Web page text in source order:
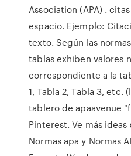
Association (APA) .
espacio. Ejemplo:
texto. Según las
tablas exhiben valores
correspondiente a la
1, Tabla 2, Tabla 3, etc.
tablero de apaavenue
Pinterest. Ve más
Normas apa y Normas